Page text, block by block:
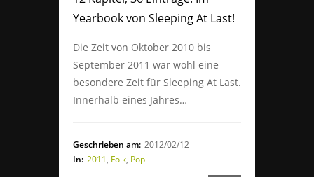
Yearbook von Sleeping At Last!
Die Zeit von Oktober 2010 bis
September 2011 war wohl eine
besondere Zeit für Sleeping At Last.
Innerhalb eines Jahres…
Geschrieben am: 2012/02/12
In: 2011, Folk, Pop